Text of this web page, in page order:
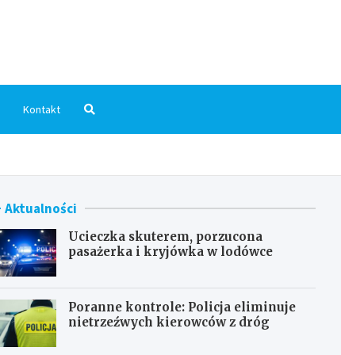
Kontakt
Aktualności
Ucieczka skuterem, porzucona
pasażerka i kryjówka w lodówce
Poranne kontrole: Policja eliminuje
nietrzeźwych kierowców z dróg